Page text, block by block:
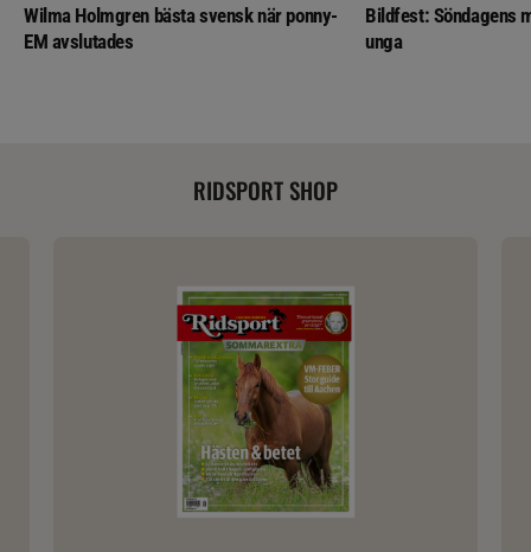
Wilma Holmgren bästa svensk när ponny-
EM avslutades
Bildfest: Söndagens
unga
RIDSPORT SHOP